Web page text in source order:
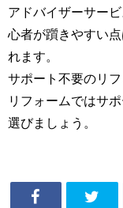
アドバイザーサー
心者が躓きやすい
れます。
サポート不要のリ
リフォームではサ
選びましょう。